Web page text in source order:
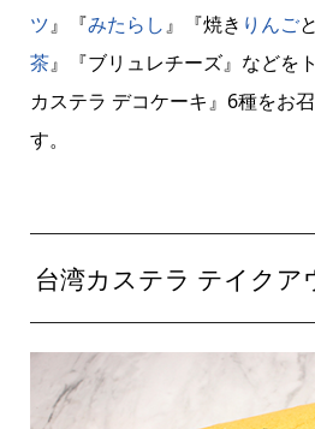
ツ』『みたらし』『焼き りんごと
茶』『ブリュレチーズ』などを
カステラ デコケーキ』6種をお
す。
台湾カステラ テイクア